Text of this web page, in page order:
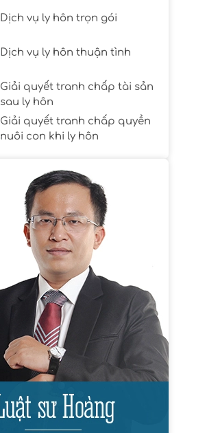
Dịch vụ ly hôn trọn gói
Dịch vụ ly hôn thuận tình
Giải quyết tranh chấp tài sản
sau ly hôn
Giải quyết tranh chấp quyền
nuôi con khi ly hôn